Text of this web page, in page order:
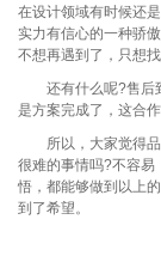
在设计领域有时候还
实力有信心的一种骄
不想再遇到了，只想
还有什么呢?售后到
是方案完成了，这合
所以，大家觉得品
很难的事情吗?不容易
悟，都能够做到以上
到了希望。